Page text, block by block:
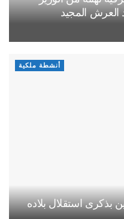
العرش المجيد
أنشطة ملكية
بذكرى استقلال بلاده